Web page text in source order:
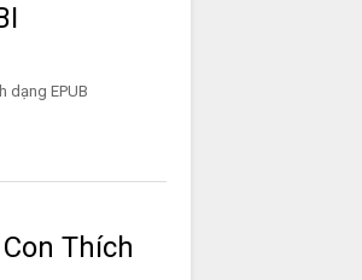
Định dạng EPUB
Thích